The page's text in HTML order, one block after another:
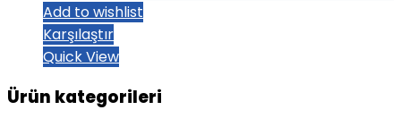
Add to wishlist
Karşılaştır
Quick View
Ürün kategorileri